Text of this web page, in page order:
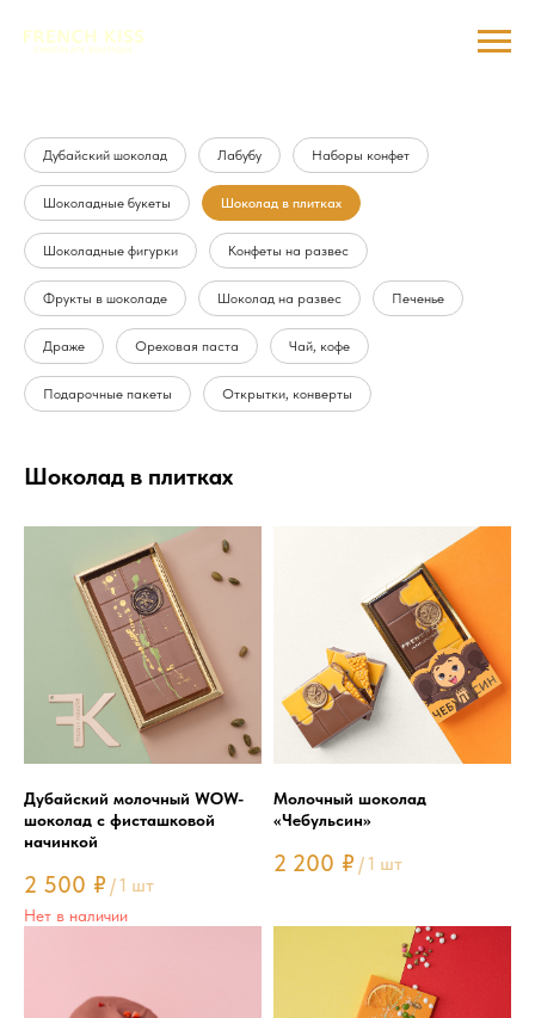
Дубайский шоколад Лабубу Наборы конфет
Шоколадные букеты Шоколад в плитках
Шоколадные фигурки Конфеты на развес
Фрукты в шоколаде Шоколад на развес Печенье
Драже Ореховая паста Чай, кофе
Подарочные пакеты Открытки, конверты
Шоколад в плитках
Дубайский молочный WOW-
шоколад с фисташковой
начинкой
2 500 ₽ /1 шт
Нет в наличии
Молочный шоколад
«Чебульсин»
2 200 ₽ /1 шт